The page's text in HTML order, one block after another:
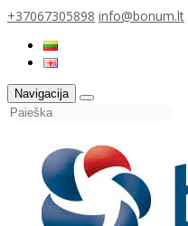
+37067305898 info@bonum.lt
Navigacija